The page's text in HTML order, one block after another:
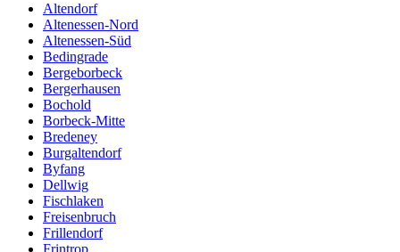
Altendorf
Altenessen-Nord
Altenessen-Süd
Bedingrade
Bergeborbeck
Bergerhausen
Bochold
Borbeck-Mitte
Bredeney
Burgaltendorf
Byfang
Dellwig
Fischlaken
Freisenbruch
Frillendorf